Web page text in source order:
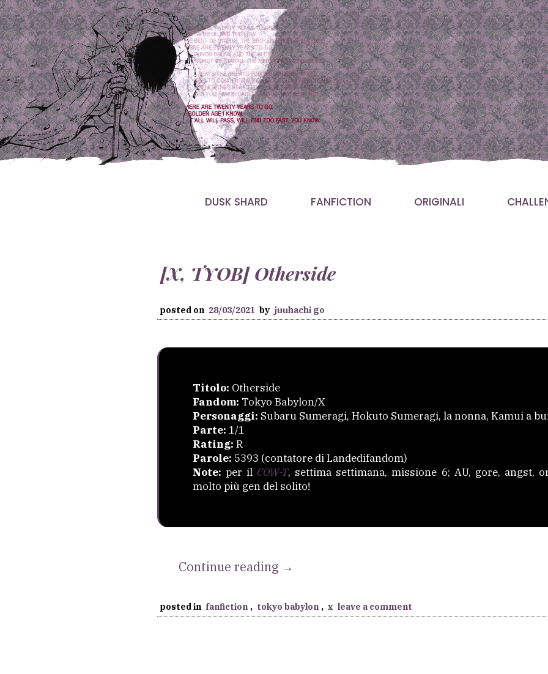
DUSK SHARD FANFICTION ORIGINALI
[X, TYOB] Otherside
posted on 28/03/2021 by juuhachi go
Titolo: Otherside
Fandom: Tokyo Babylon/X
Personaggi: Subaru Sumeragi, Hokuto Sumeragi, la nonna, Kamui a
Parte: 1/1
Rating: R
Parole: 5393 (contatore di Landedifandom)
Note: per il COW-T, settima settimana, missione 6; AU, gore, angst,
molto più gen del solito!
Continue reading “[X,
Otherside”
→
posted in fanfiction , tokyo babylon , x leave a comment